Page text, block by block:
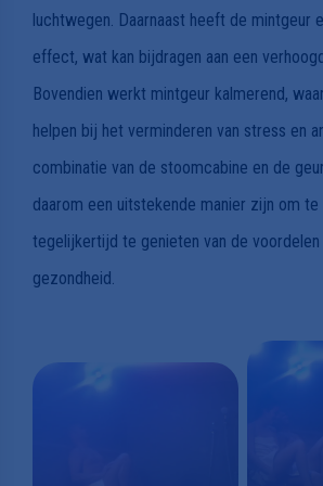
luchtwegen. Daarnaast heeft de mintgeur
effect, wat kan bijdragen aan een
Bovendien werkt mintgeur kalmerend,
helpen bij het verminderen van stress en
combinatie van de stoomcabine en de
daarom een uitstekende manier zijn om te
tegelijkertijd te genieten van de
gezondheid.